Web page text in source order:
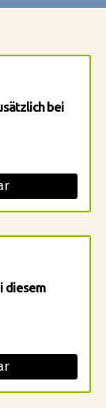
bei
diesem